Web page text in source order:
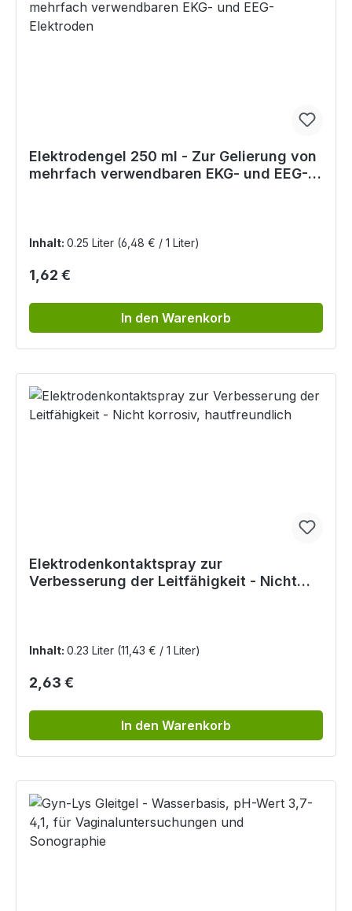
Elektrodengel 250 ml - Zur Gelierung von
mehrfach verwendbaren EKG- und EEG-
Inhalt: 0.25 Liter (6,48 € / 1 Liter)
Regulärer Preis:
1,62 €
In den Warenkorb
Elektrodenkontaktspray zur
Verbesserung der Leitfähigkeit - Nicht
Inhalt: 0.23 Liter (11,43 € / 1 Liter)
Regulärer Preis:
2,63 €
In den Warenkorb